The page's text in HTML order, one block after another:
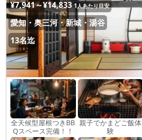
¥7,941～¥14,833 1人あたり目安
愛知・奥三河・新城・湯谷
13名迄
全天候型屋根つきBB
Qスペース完備！！
親子でかまどご飯体
験